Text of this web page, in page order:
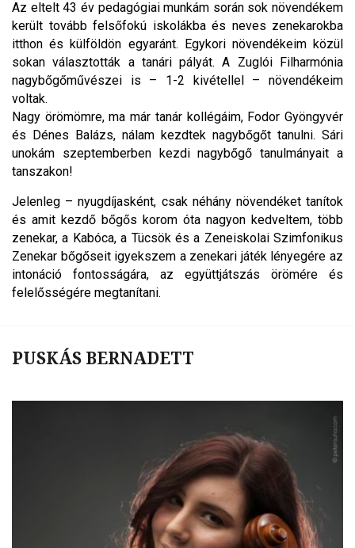
Az eltelt 43 év pedagógiai munkám során sok növendékem
került tovább felsőfokú iskolákba és neves zenekarokba
itthon és külföldön egyaránt. Egykori növendékeim közül
sokan választották a tanári pályát. A Zuglói Filharmónia
nagybőgőművészei is – 1-2 kivétellel – növendékeim
voltak.
Nagy örömömre, ma már tanár kollégáim, Fodor Gyöngyvér
és Dénes Balázs, nálam kezdtek nagybőgőt tanulni. Sári
unokám szeptemberben kezdi nagybőgő tanulmányait a
tanszakon!
Jelenleg – nyugdíjasként, csak néhány növendéket tanítok
és amit kezdő bőgős korom óta nagyon kedveltem, több
zenekar, a Kabóca, a Tücsök és a Zeneiskolai Szimfonikus
Zenekar bőgőseit igyekszem a zenekari játék lényegére az
intonáció fontosságára, az együttjátszás örömére és
felelősségére megtanítani.
PUSKÁS BERNADETT